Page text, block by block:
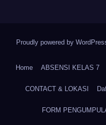
Proudly powered by
Home ABSENSI KELAS 7
CONTACT & LOKASI
FORM